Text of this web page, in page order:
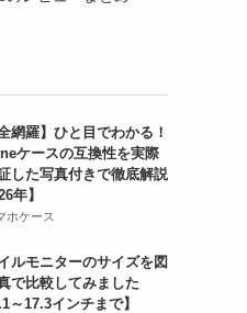
網羅】ひと目でわかる！
ケースの互換性を実際
した写真付きで徹底解説
年】
ホケース
ルモニターのサイズを図
で比較してみました
～17.3インチまで】